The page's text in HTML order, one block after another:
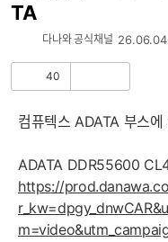
TA
다나와 공식채널
공40
감
컴퓨텍스 ADATA 부스
ADATA DDR55600
https://